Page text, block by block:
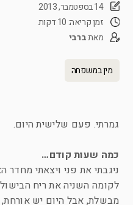
14 בספטמבר, 2013
זמן קריאה: 10 דקות
מאתברבי
מין במשפחה
גמרתי. פעם שלישית היום.
כמה שעות קודם…
ניגבתי את פני ויצאתי
לקומה השניה את ריח
מבשלת, אבל היום יש אורחת,